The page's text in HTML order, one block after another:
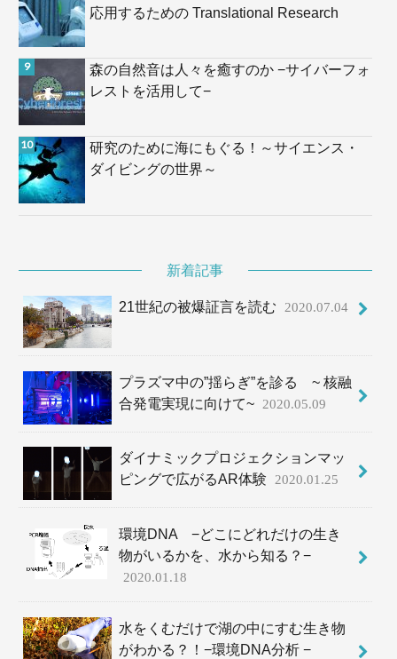
応用するための Translational Research
森の自然音は人々を癒すのか −サイバーフォ
レストを活用して−
研究のために海にもぐる！～サイエンス・
ダイビングの世界～
新着記事
21世紀の被爆証言を読む 2020.07.04
プラズマ中の”揺らぎ”を診る ~ 核融
合発電実現に向けて~
2020.05.09
ダイナミックプロジェクションマッ
ピングで広がるAR体験
2020.01.25
環境DNA −どこにどれだけの生き
物がいるかを、水から知る？−
2020.01.18
水をくむだけで湖の中にすむ生き物
がわかる？！−環境DNA分析 −